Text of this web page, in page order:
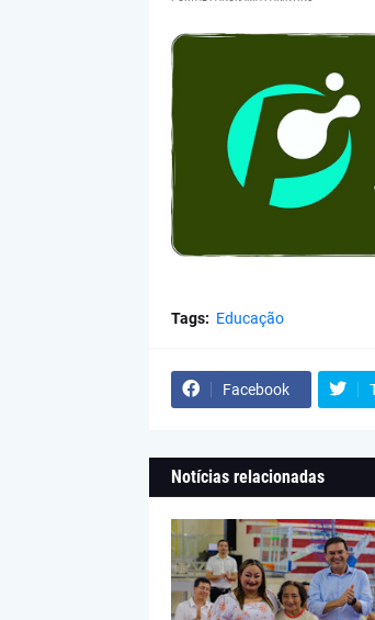
Tags: Educação
Facebook
Notícias relacionadas